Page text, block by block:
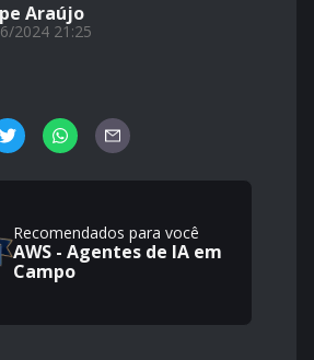
Araújo
2024 21:25
Recomendados para você
AWS - Agentes de IA em
Campo